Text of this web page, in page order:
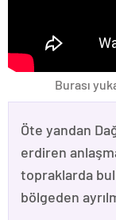
Burası
Öte yandan
erdiren
topraklarda
bölgeden